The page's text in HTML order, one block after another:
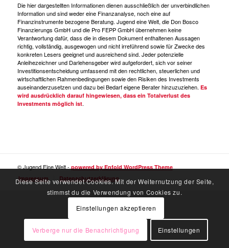
Die hier dargestellten Informationen dienen ausschließlich der unverbindlichen
Information und sind weder eine Finanzanalyse, noch eine auf
Finanzinstrumente bezogene Beratung. Jugend eine Welt, die Don Bosco
Finanzierungs GmbH und die Pro FEPP GmbH übernehmen keine
Verantwortung dafür, dass die in diesem Dokument enthaltenen Aussagen
richtig, vollständig, ausgewogen und nicht irreführend sowie für Zwecke des
konkreten Lesers geeignet und ausreichend sind. Jeder potenzielle
Anleihezeichner und Darlehensgeber wird aufgefordert, sich vor seiner
Investitionsentscheidung umfassend mit den rechtlichen, steuerlichen und
wirtschaftlichen Rahmenbedingungen sowie den Risiken des Investments
auseinanderzusetzen und dazu bei Bedarf eigene Berater hinzuzuziehen. Es
wird ausdrücklich darauf hingewiesen, dass ein Totalverlust des
Investments möglich ist.
© Jugend Eine Welt - powered by Enfold WordPress Theme
Impressum
Datenschutzerklärung
Diese Seite verwendet Cookies. Mit der Weiternutzung der Seite,
stimmst du die Verwendung von Cookies zu.
Einstellungen akzeptieren
Verberge nur die Benachrichtigung Einstellungen